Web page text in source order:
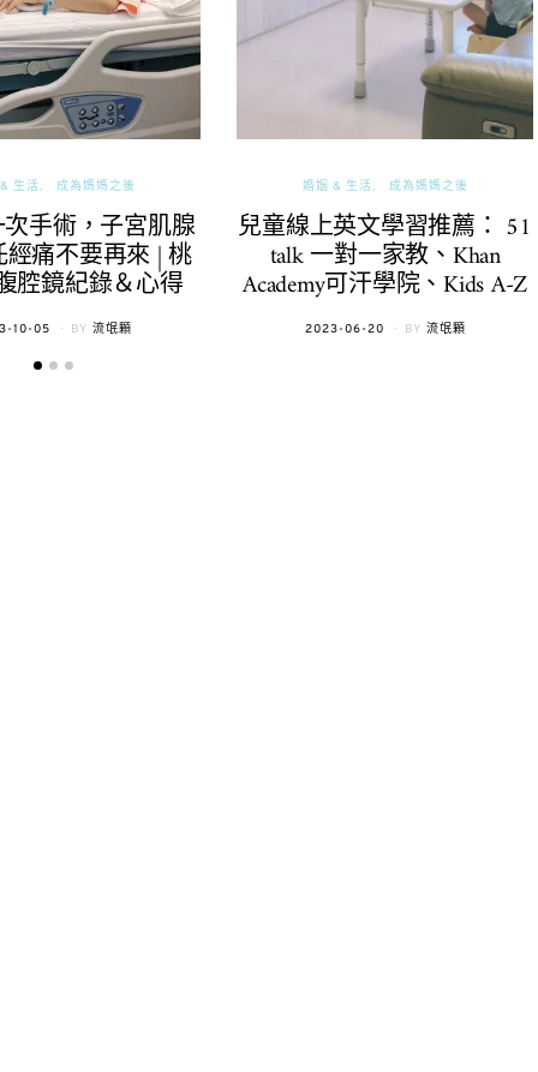
生活 成為媽媽之後
手術，子宮肌腺
痛不要再來 | 桃
腔鏡紀錄＆心得
10-05 BY 流氓顆
婚姻 & 生活 成為媽媽之後
兒童線上英文學習推薦： 51
talk 一對一家教、Khan
Academy可汗學院、Kids A-Z
POSTED
2023-06-20 BY 流氓顆